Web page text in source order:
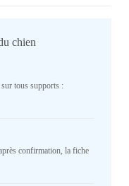
chien
tous supports :
confirmation, la fiche